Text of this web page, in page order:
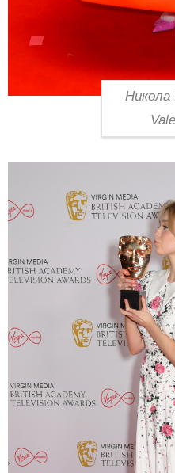
Никола